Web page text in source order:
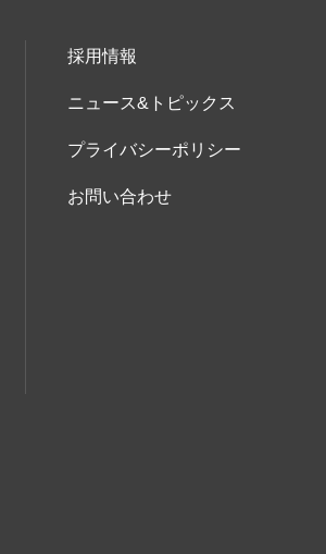
採用情報
ニュース&トピックス
プライバシーポリシー
お問い合わせ